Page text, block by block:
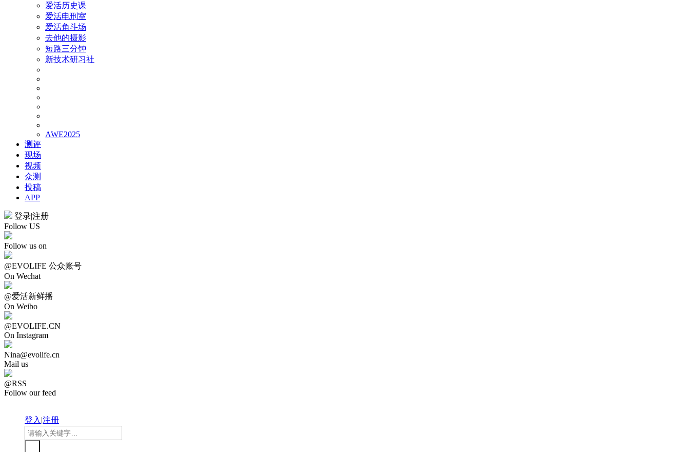
爱活历史课
爱活电刑室
爱活角斗场
去他的摄影
短路三分钟
新技术研习社
AWE2025
测评
现场
视频
众测
投稿
APP
登录|注册
Follow US
Follow us on
@EVOLIFE 公众账号
On Wechat
@爱活新鲜播
On Weibo
@EVOLIFE.CN
On Instagram
Nina@evolife.cn
Mail us
@RSS
Follow our feed
登入|注册